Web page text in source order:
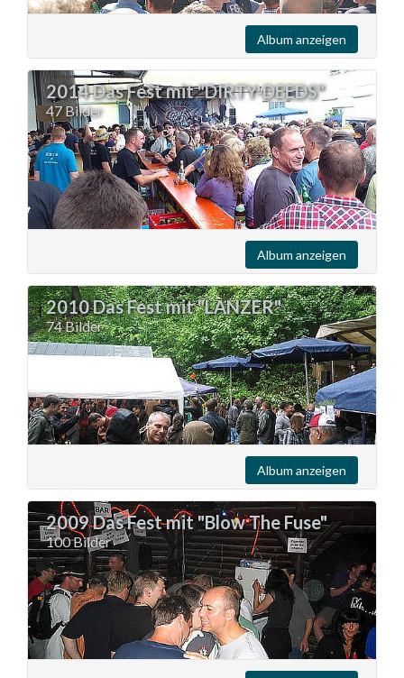
Album anzeigen
2014 Das Fest mit "DIRTY-DEEDS"
47 Bilder
Album anzeigen
2010 Das Fest mit "LANZER"
74 Bilder
Album anzeigen
2009 Das Fest mit "Blow The Fuse"
100 Bilder